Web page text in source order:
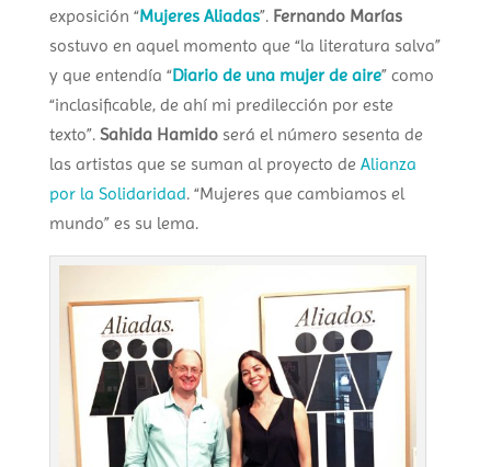
exposición “Mujeres Aliadas”. Fernando Marías
sostuvo en aquel momento que “la literatura salva”
y que entendía “Diario de una mujer de aire” como
“inclasificable, de ahí mi predilección por este
texto”. Sahida Hamidoserá el número sesenta de
las artistas que se suman al proyecto de Alianza
por la Solidaridad. “Mujeres que cambiamos el
mundo” es su lema.